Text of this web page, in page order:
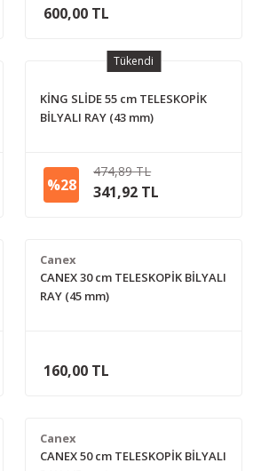
600,00 TL
Tükendi
KİNG SLİDE 55 cm TELESKOPİK
BİLYALI RAY (43 mm)
%28
474,89 TL
341,92 TL
Canex
CANEX 30 cm TELESKOPİK BİLYALI
RAY (45 mm)
160,00 TL
Canex
CANEX 50 cm TELESKOPİK BİLYALI